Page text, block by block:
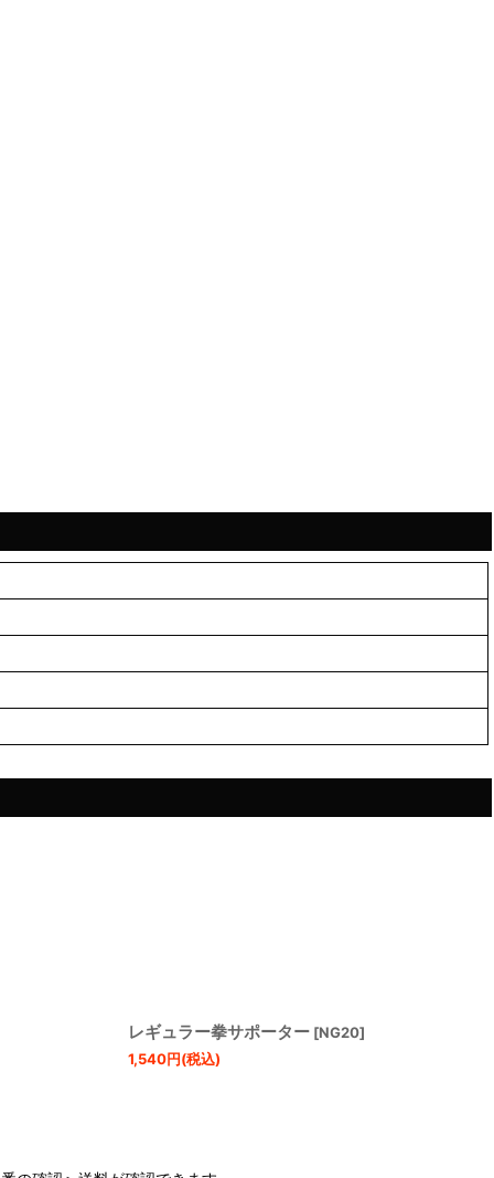
レギュラー拳サポーター [NG20]
1,540円(税込)